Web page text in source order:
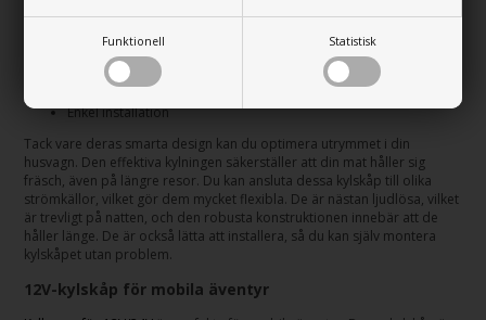
Funktionell Statistisk
Platsbesparande design
Effektiv kylning
Flexibel strömförsörjning
Tyst drift
Enkel installation
Tack vare deras smarta design kan du optimera utrymmet i din
husvagn. Den effektiva kylningen säkerställer att din mat håller sig
fräsch, även på längre resor. Du kan ansluta dessa kylskåp till olika
strömkällor, vilket gör dem mycket flexibla. De är nästan ljudlösa, vilket
är trevligt på natten, och den robusta konstruktionen innebär att de
håller länge. De är också lätta att installera, så du kan själv montera
kylskåpet utan problem.
12V-kylskåp för mobila äventyr